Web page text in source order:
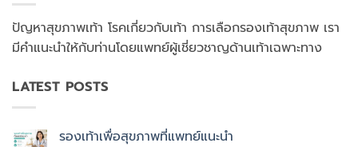
ปัญหาสุขภาพเท้า โรคเกี่ยวกับเท้า การเลือกรองเท้าสุขภาพ เรา
มีคำแนะนำให้กับท่านโดยแพทย์ผู้เชี่ยวชาญด้านเท้าเฉพาะทาง
LATEST POSTS
รองเท้าเพื่อสุขภาพที่แพทย์แนะนำ